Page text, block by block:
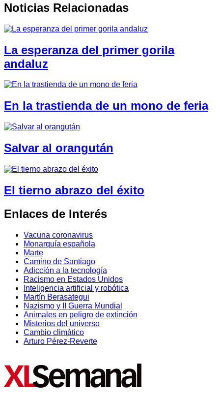
Noticias Relacionadas
La esperanza del primer gorila
andaluz
En la trastienda de un mono de feria
Salvar al orangután
El tierno abrazo del éxito
Enlaces de Interés
Vacuna coronavirus
Monarquía española
Marte
Camino de Santiago
Adicción a la tecnología
Racismo en Estados Unidos
Inteligencia artificial y robótica
Martín Berasategui
Nazismo y II Guerra Mundial
Animales en peligro de extinción
Misterios del universo
Cambio climático
Arturo Pérez-Reverte